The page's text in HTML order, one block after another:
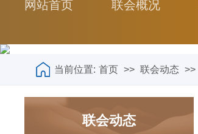
网站首页 联会概况
当前位置: 首页 >> 联会动态 >>
联会动态